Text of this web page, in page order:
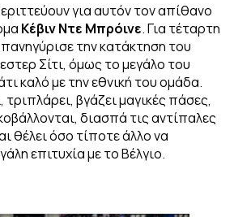
για αυτόν τον απίθανο
Κέβιν Ντε Μπρόινε. Για τέταρτη
την κατάκτηση του
Σίτι, όμως το μεγάλο του
καλό με την εθνική του ομάδα.
βγάζει μαγικές πάσες,
διασπά τις αντίπαλες
θέλει όσο τίποτε άλλο να
επιτυχία με το Βέλγιο.